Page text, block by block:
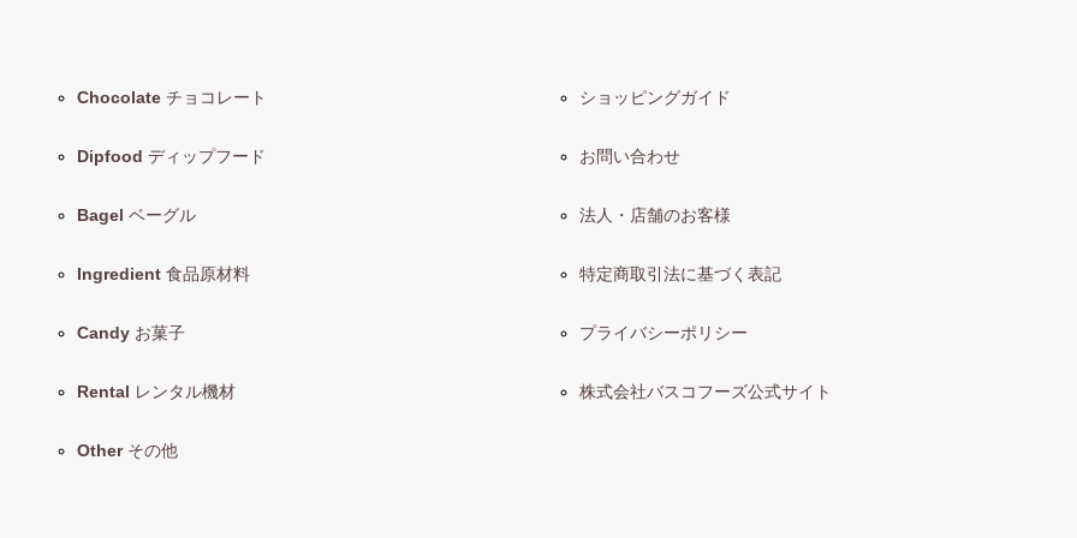
Chocolateチョコレート
Dipfood ディップフード
Bagel ベーグル
Ingredient食品原材料
Candyお菓子
Rental レンタル機材
Otherその他
ショッピングガイド
お問い合わせ
法人・店舗のお客様
特定商取引法に基づく表記
プライバシーポリシー
株式会社バスコフーズ公式サイト